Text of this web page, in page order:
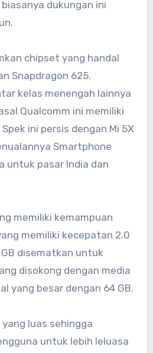
dukungan ini
chipset yang handal
Snapdragon 625.
kelas menengah lainnya
Qualcomm ini memiliki
ini persis dengan Mi 5X
Smartphone
untuk pasar India dan
memiliki kemampuan
memiliki kecepatan 2.0
GB disematkan untuk
disokong dengan media
yang besar dengan 64 GB.
luas sehingga
untuk lebih leluasa